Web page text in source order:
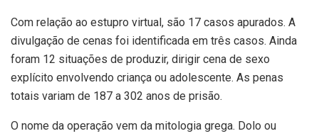
Com relação ao estupro virtual, são 17 casos apurados. A
divulgação de cenas foi identificada em três casos. Ainda
foram 12 situações de produzir, dirigir cena de sexo
explícito envolvendo criança ou adolescente. As penas
totais variam de 187 a 302 anos de prisão.
O nome da operação vem da mitologia grega. Dolo ou